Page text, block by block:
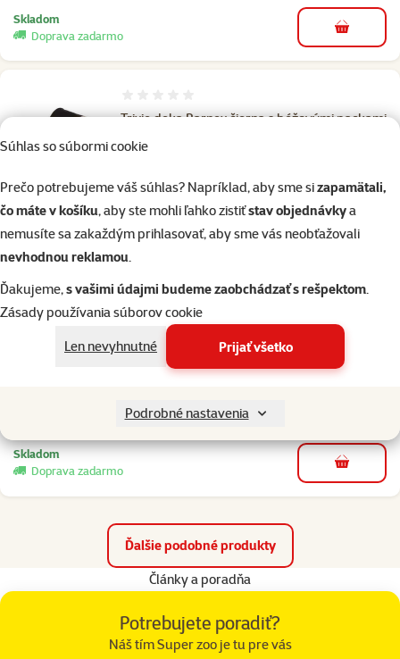
Súhlas so súbormi cookie
Prečo potrebujeme váš súhlas? Napríklad, aby sme sizapamätali,
čo máte v košíku, aby ste mohli ľahko zistiťstav objednávkya
nemusíte sa zakaždým prihlasovať, aby sme vás neobťažovali
nevhodnou reklamou.
Ďakujeme,s vašimi údajmi budeme zaobchádzať s rešpektom.
Zásady používania súborov cookie
Len nevyhnutné
Prijať všetko
Podrobné nastavenia
Skladom
Doprava zadarmo
do košíka
Trixie deka Barnex čierna s béžovými packami
150*100 cm
Skladom
Doprava zadarmo
do košíka
Deka Laslo flisova 100x70cm bezova
Hodnotenie 0%
Cena
11,59 €
Skladom
Doprava zadarmo
do košíka
Ďalšie podobné produkty
Články a poradňa
Potrebujete poradiť?
Náš tím Super zoo je tu pre vás